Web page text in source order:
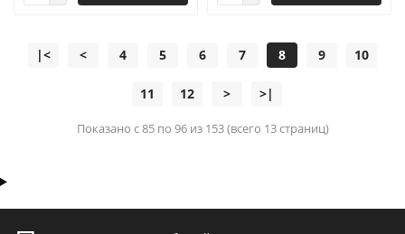
|< < 4 5 6 7 8 9 10
11 12 > >|
Показано с 85 по 96 из 153 (всего 13 страниц)